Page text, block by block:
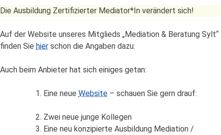
Die Ausbildung Zertifizierter Mediator*In verändert sich!
Auf der Website unseres Mitglieds „Mediation & Beratung Sylt“
finden Sie hier schon die Angaben dazu:
Auch beim Anbieter hat sich einiges getan:
Eine neue Website – schauen Sie gern drauf:
Zwei neue junge Kollegen
Eine neu konzipierte Ausbildung Mediation /